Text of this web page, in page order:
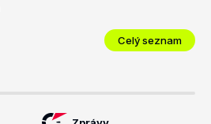
Celý seznam